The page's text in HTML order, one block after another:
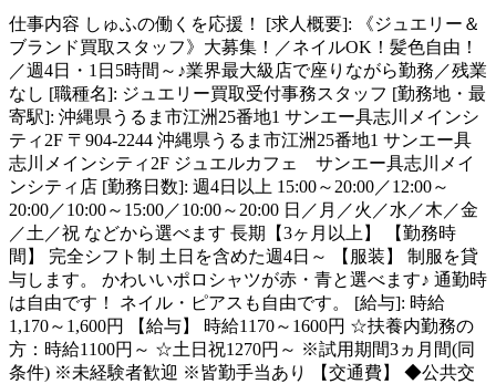
仕事内容 しゅふの働くを応援！ [求人概要]: 《ジュエリー＆
ブランド買取スタッフ》大募集！／ネイルOK！髪色自由！
／週4日・1日5時間～♪業界最大級店で座りながら勤務／残業
なし [職種名]: ジュエリー買取受付事務スタッフ [勤務地・最
寄駅]: 沖縄県うるま市江洲25番地1 サンエー具志川メインシ
ティ2F 〒904-2244 沖縄県うるま市江洲25番地1 サンエー具
志川メインシティ2F ジュエルカフェ サンエー具志川メイ
ンシティ店 [勤務日数]: 週4日以上 15:00～20:00／12:00～
20:00／10:00～15:00／10:00～20:00 日／月／火／水／木／金
／土／祝 などから選べます 長期【3ヶ月以上】 【勤務時
間】 完全シフト制 土日を含めた週4日～ 【服装】 制服を貸
与します。 かわいいポロシャツが赤・青と選べます♪ 通勤時
は自由です！ ネイル・ピアスも自由です。 [給与]: 時給
1,170～1,600円 【給与】 時給1170～1600円 ☆扶養内勤務の
方：時給1100円～ ☆土日祝1270円～ ※試用期間3ヵ月間(同
条件) ※未経験者歓迎 ※皆勤手当あり 【交通費】 ◆公共交